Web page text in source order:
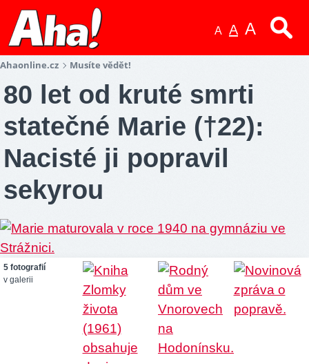
A A A
Ahaonline.cz Musíte vědět!
80 let od kruté smrti
statečné Marie (†22):
Nacisté ji popravil
sekyrou
5 fotografií
v galerii